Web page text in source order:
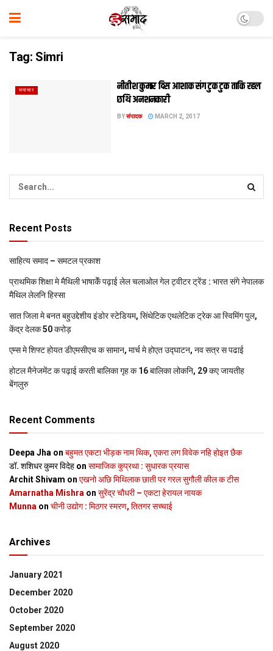
Tag: Simri
समाचार
नीतीश कुमार दिस आशाक संग टुक टुक ताकि रहल
छथि अनशनकारी
BYसंपादक MARCH 2, 2017
Recent Posts
साहित्य समाद – समटल प्रकाश
प्राथमिक शि‍क्षा मे मैथि‍ली भाषाकेँ पढ़ाई लेल चलाओल गेल ट्वीटर ट्रेंड : भारत संगे नेपालक
मैथिल लेलनि हिस्सा
सात जिला मे बनत बहुउद्देशीय इंडोर स्‍टेडि‍यम, सिंथेटिक एथलेटिक ट्रेक आ स्विमिंग पुल,
केंद्र देलक 50 करोड़
एम्स मे शिफ्ट होयत डीएमसीएच क सामान, मार्च मे होएत उद्घाटन, नव सत्र स पढाई
होटल मैनेजमेंट क पढ़ाई करती बालिका गृह क 16 बालिका लोकनि, 29 कए जायतीह
बेंगलुरु
Recent Comments
Deepa Jha on बहुमत एकटा भीड़क नाम थिक, एकरा लग विवेक नहि होइत छैक
डॉ. शशिधर कुमर विदेह on सामाजिक कुप्रथा : सुधारक प्रयास
Archit Shivam on एखनो अछि मिथिलाक छाती पर गरल सुगौली कील क टीस
Amarnatha Mishra on सुरेंद्र चौधरी – एकटा हेरायल नायक
Munna on चीनी उद्योग : मिठगर स्‍मरण, तितगर सच्‍चाई
Archives
January 2021
December 2020
October 2020
September 2020
August 2020